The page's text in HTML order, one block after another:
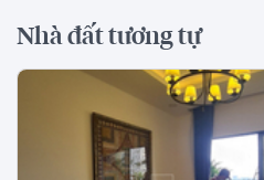
Nhà đất tương tự